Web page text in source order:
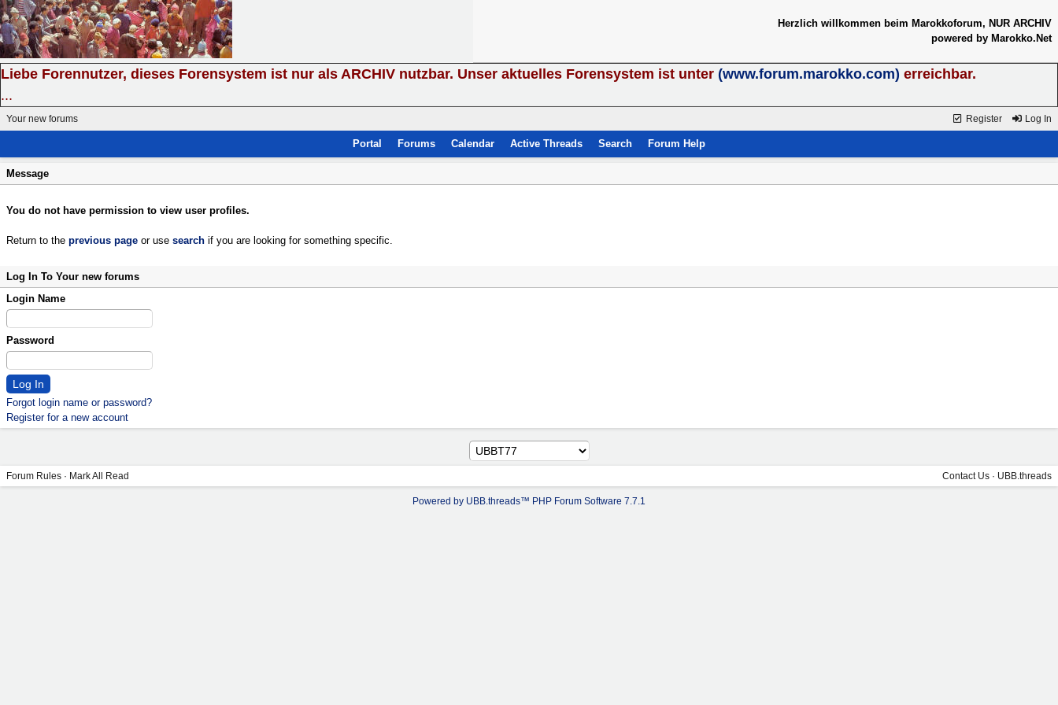
Herzlich willkommen beim Marokkoforum, NUR ARCHIV
powered by Marokko.Net
Liebe Forennutzer, dieses Forensystem ist nur als ARCHIV nutzbar. Unser aktuelles Forensystem ist unter (www.forum.marokko.com) erreichbar.
...
Register Log In
Your new forums
Portal Forums Calendar Active Threads Search Forum Help
Message
You do not have permission to view user profiles.
Return to the previous page or use search if you are looking for something specific.
Log In To Your new forums
Login Name
Password
Forgot login name or password?
Register for a new account
Forum Rules · Mark All Read Contact Us · UBB.threads
Powered by UBB.threads™ PHP Forum Software 7.7.1